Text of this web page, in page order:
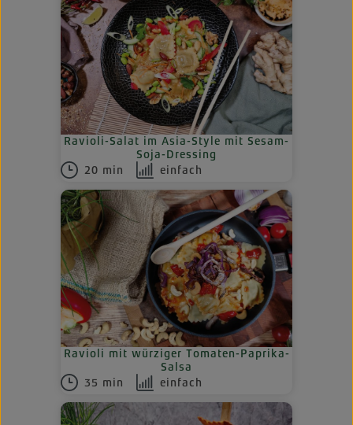
Ravioli-Salat im Asia-Style mit Sesam-
Soja-Dressing
20 min
einfach
Ravioli mit würziger Tomaten-Paprika-
Salsa
35 min
einfach